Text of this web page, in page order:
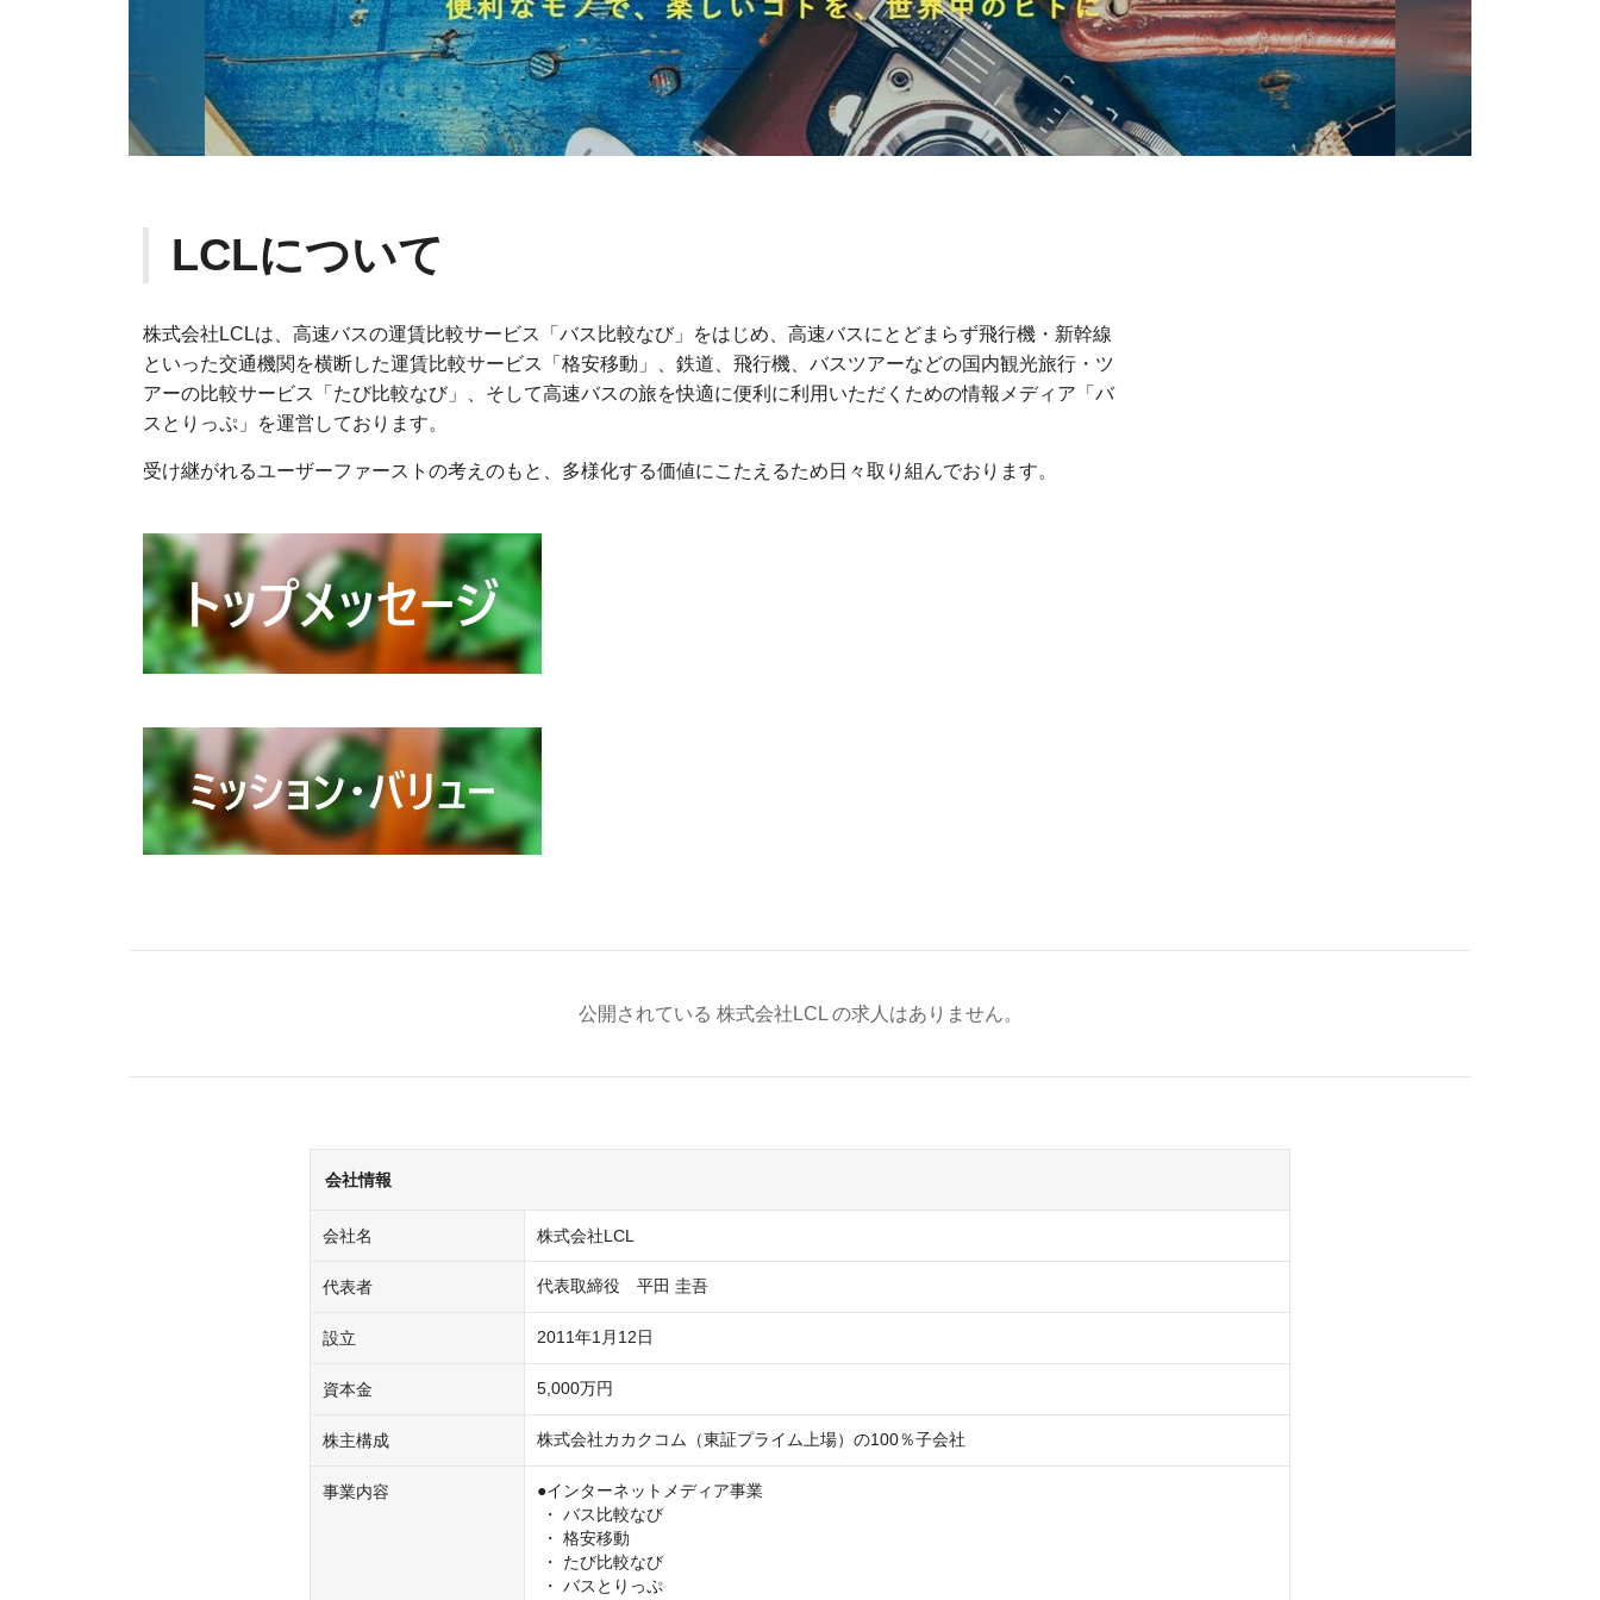
LCLについて
株式会社LCLは、高速バスの運賃比較サービス「バス比較なび」をはじめ、高速バスにとどまらず飛行機・新幹線
といった交通機関を横断した運賃比較サービス「格安移動」、鉄道、飛行機、バスツアーなどの国内観光旅行・ツ
アーの比較サービス「たび比較なび」、そして高速バスの旅を快適に便利に利用いただくための情報メディア「バ
スとりっぷ」を運営しております。
受け継がれるユーザーファーストの考えのもと、多様化する価値にこたえるため日々取り組んでおります。
公開されている 株式会社LCL の求人はありません。
会社情報
会社名 株式会社LCL
代表者
設立 2011年1月12日
資本金 5,000万円
株主構成 株式会社カカクコム（東証プライム上場）の100％子会社
事業内容
●インターネットメディア事業